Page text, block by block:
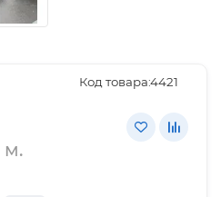
Код товара:4421
м.